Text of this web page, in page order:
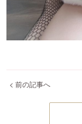
< 前の記事へ